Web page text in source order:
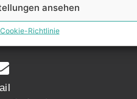
ansehen
Cookie-Richtlinie